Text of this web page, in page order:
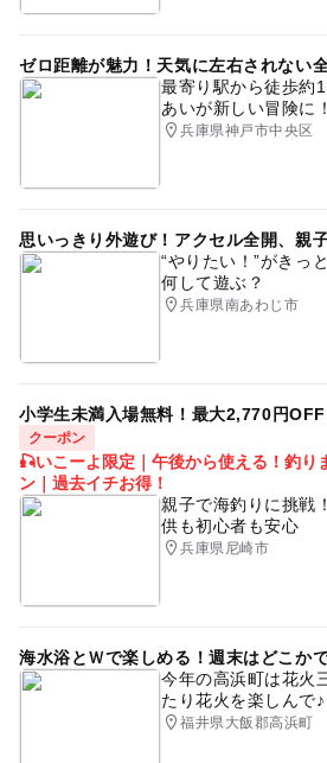
ゼロ距離が魅力！天気に左右されない
最寄り駅から徒歩約
あいが新しい冒険に！
兵庫県神戸市中央区
思いっきり外遊び！アクセル全開、親
“やりたい！”がきっ
何して遊ぶ？
兵庫県南あわじ市
小学生未満入場無料！最大2,770円OFF
クーポン
🎣いこーよ限定｜午後から使える！釣り
ン｜過去イチお得！
親子で海釣りに挑戦
供も初心者も安心
兵庫県尼崎市
海水浴とＷで楽しめる！週末はどこか
今年の高浜町は花火
たり花火を楽しんで♪
福井県大飯郡高浜町